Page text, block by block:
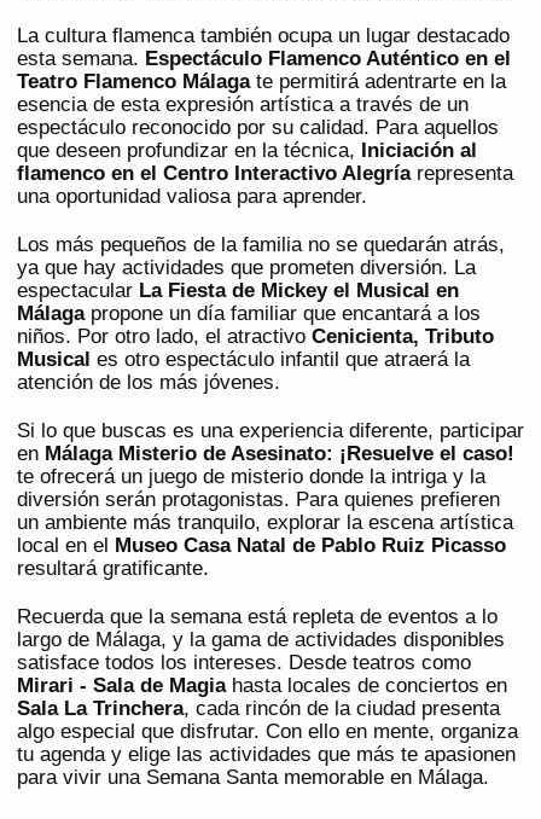
La cultura flamenca también ocupa un lugar destacado
esta semana. Espectáculo Flamenco Auténtico en el
Teatro Flamenco Málagate permitirá adentrarte en la
esencia de esta expresión artística a través de un
espectáculo reconocido por su calidad. Para aquellos
que deseen profundizar en la técnica, Iniciación al
flamenco en el Centro Interactivo Alegríarepresenta
una oportunidad valiosa para aprender.
Los más pequeños de la familia no se quedarán atrás,
ya que hay actividades que prometen diversión. La
espectacular La Fiesta de Mickey el Musical en
Málagapropone un día familiar que encantará a los
niños. Por otro lado, el atractivo Cenicienta, Tributo
Musical es otro espectáculo infantil que atraerá la
atención de los más jóvenes.
Si lo que buscas es una experiencia diferente, participar
en Málaga Misterio de Asesinato: ¡Resuelve el caso!
te ofrecerá un juego de misterio donde la intriga y la
diversión serán protagonistas. Para quienes prefieren
un ambiente más tranquilo, explorar la escena artística
local en el Museo Casa Natal de Pablo Ruiz Picasso
resultará gratificante.
Recuerda que la semana está repleta de eventos a lo
largo de Málaga, y la gama de actividades disponibles
satisface todos los intereses. Desde teatros como
Mirari - Sala de Magiahasta locales de conciertos en
Sala La Trinchera, cada rincón de la ciudad presenta
algo especial que disfrutar. Con ello en mente, organiza
tu agenda y elige las actividades que más te apasionen
para vivir una Semana Santa memorable en Málaga.